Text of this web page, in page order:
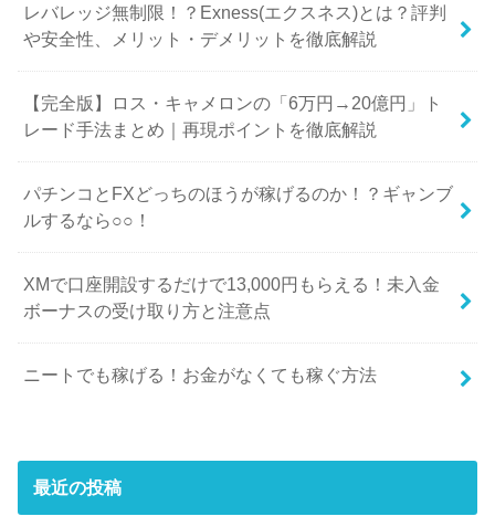
レバレッジ無制限！？Exness(エクスネス)とは？評判
や安全性、メリット・デメリットを徹底解説
【完全版】ロス・キャメロンの「6万円→20億円」ト
レード手法まとめ｜再現ポイントを徹底解説
パチンコとFXどっちのほうが稼げるのか！？ギャンブ
ルするなら○○！
XMで口座開設するだけで13,000円もらえる！未入金
ボーナスの受け取り方と注意点
ニートでも稼げる！お金がなくても稼ぐ方法
最近の投稿